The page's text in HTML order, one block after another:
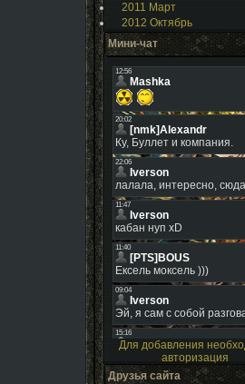
2011 Март
2012 Октябрь
Мини-чат
Для добавления
авторизация
Друзья сайта